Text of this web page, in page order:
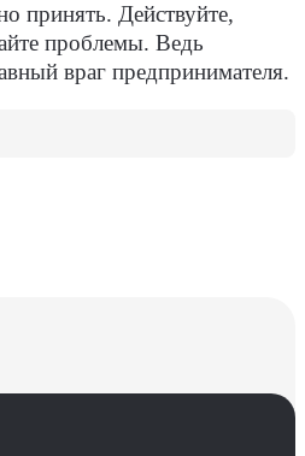
принять. Действуйте,
проблемы. Ведь
враг предпринимателя.